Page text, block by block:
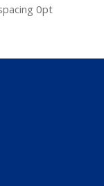
0pt